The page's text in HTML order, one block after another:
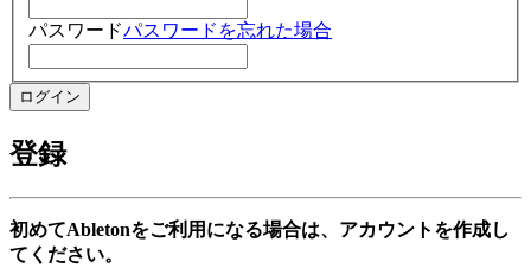
パスワードパスワードを忘れた場合
登録
初めてAbletonをご利用になる場合は、アカウントを作成し
てください。